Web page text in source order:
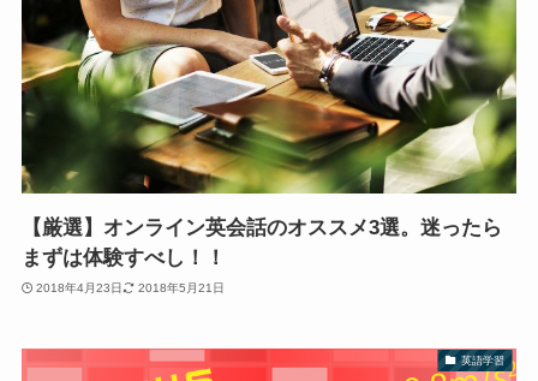
【厳選】オンライン英会話のオススメ3選。迷ったら
まずは体験すべし！！
2018年4月23日 2018年5月21日
英語学習